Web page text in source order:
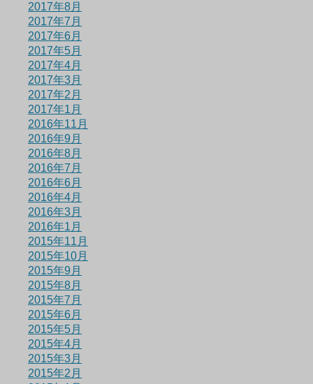
2017年8月
2017年7月
2017年6月
2017年5月
2017年4月
2017年3月
2017年2月
2017年1月
2016年11月
2016年9月
2016年8月
2016年7月
2016年6月
2016年4月
2016年3月
2016年1月
2015年11月
2015年10月
2015年9月
2015年8月
2015年7月
2015年6月
2015年5月
2015年4月
2015年3月
2015年2月